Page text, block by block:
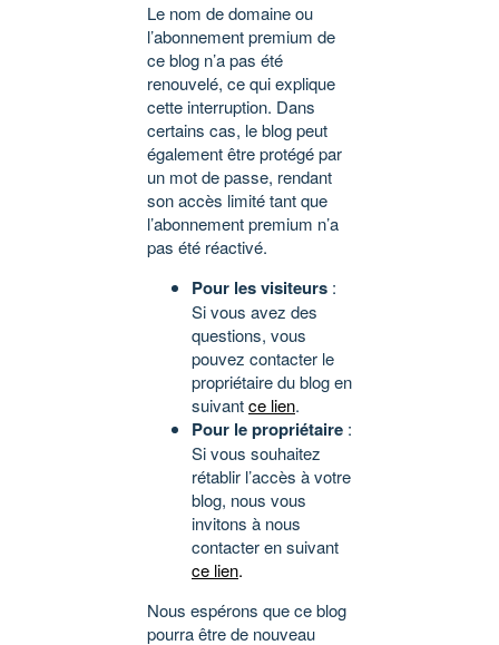
Le nom de domaine ou
l’abonnement premium de
ce blog n’a pas été
renouvelé, ce qui explique
cette interruption. Dans
certains cas, le blog peut
également être protégé par
un mot de passe, rendant
son accès limité tant que
l’abonnement premium n’a
pas été réactivé.
Pour les visiteurs :
Si vous avez des
questions, vous
pouvez contacter le
propriétaire du blog en
suivantce lien.
Pour le propriétaire :
Si vous souhaitez
rétablir l’accès à votre
blog, nous vous
invitons à nous
contacter en suivant
ce lien.
Nous espérons que ce blog
pourra être de nouveau